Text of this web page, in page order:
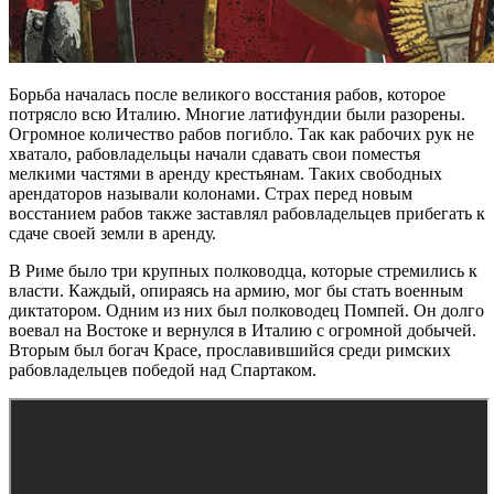
Борьба началась после великого восстания рабов, которое
потрясло всю Италию. Многие латифундии были разорены.
Огромное количество рабов погибло. Так как рабочих рук не
хватало, рабовладельцы начали сдавать свои поместья
мелкими частями в аренду крестьянам. Таких свободных
арендаторов называли колонами. Страх перед новым
восстанием рабов также заставлял рабовладельцев прибегать к
сдаче своей земли в аренду.
В Риме было три крупных полководца, которые стремились к
власти. Каждый, опираясь на армию, мог бы стать военным
диктатором. Одним из них был полководец Помпей. Он долго
воевал на Востоке и вернулся в Италию с огромной добычей.
Вторым был богач Красе, прославившийся среди римских
рабовладельцев победой над Спартаком.